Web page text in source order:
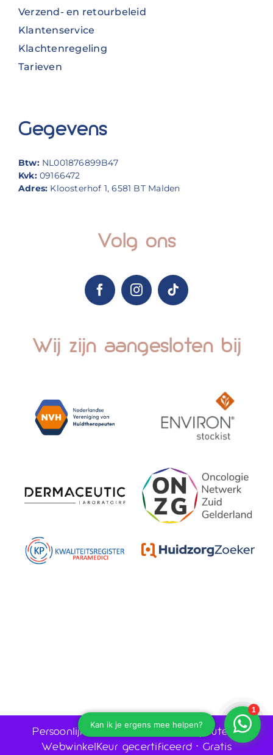
Verzend- en retourbeleid
Klantenservice
Klachtenregeling
Tarieven
Gegevens
Btw: NL001876899B47
Kvk:09166472
Adres: Kloosterhof 1, 6581 BT Malden
Volg ons
Wij zijn aangesloten bij
Persoonlijk advies door huidtherapeuten •
WebwinkelKeur gecertificeerd • Gratis